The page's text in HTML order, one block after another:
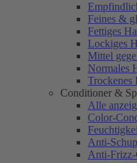
Feines &
Fettiges
Lockiges
Mittel
Normales
Trockenes
Conditioner &
Alle
Color-
Anti-
Anti-